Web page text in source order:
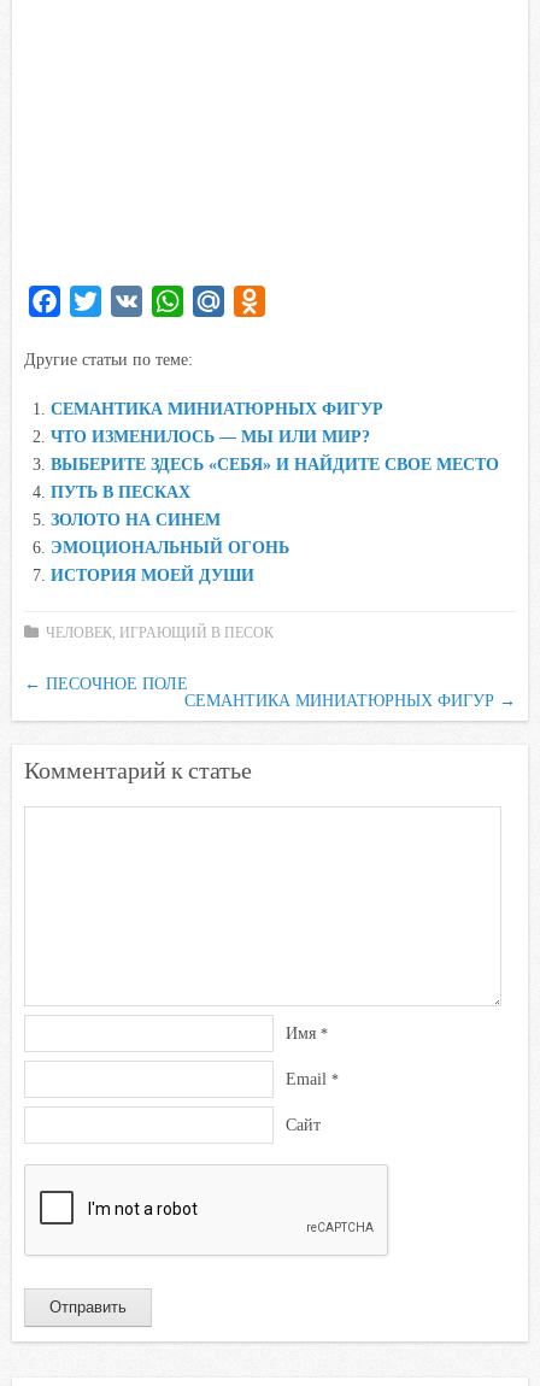
c
b
o
o
k
i
t
e
r
W
a
s
A
p
p
R
k
s
Другие статьи по теме:
СЕМАНТИКА МИНИАТЮРНЫХ ФИГУР
ЧТО ИЗМЕНИЛОСЬ — МЫ ИЛИ МИР?
ВЫБЕРИТЕ ЗДЕСЬ «СЕБЯ» И НАЙДИТЕ СВОЕ МЕСТО
ПУТЬ В ПЕСКАХ
ЗОЛОТО НА СИНЕМ
ЭМОЦИОНАЛЬНЫЙ ОГОНЬ
ИСТОРИЯ МОЕЙ ДУШИ
ЧЕЛОВЕК, ИГРАЮЩИЙ В ПЕСОК
← ПЕСОЧНОЕ ПОЛЕ
СЕМАНТИКА МИНИАТЮРНЫХ ФИГУР →
Комментарий к статье
Имя *
Email *
Сайт